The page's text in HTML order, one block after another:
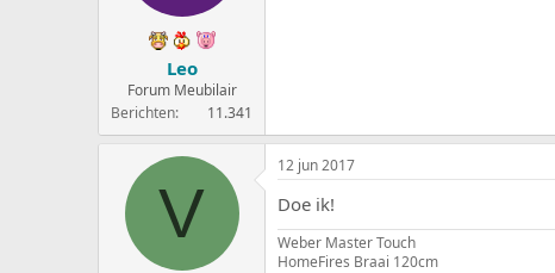
Leo
Forum Meubilair
Berichten
11.341
V
12 jun 2017
Doe ik!
Weber Master Touch
HomeFires Braai 120cm